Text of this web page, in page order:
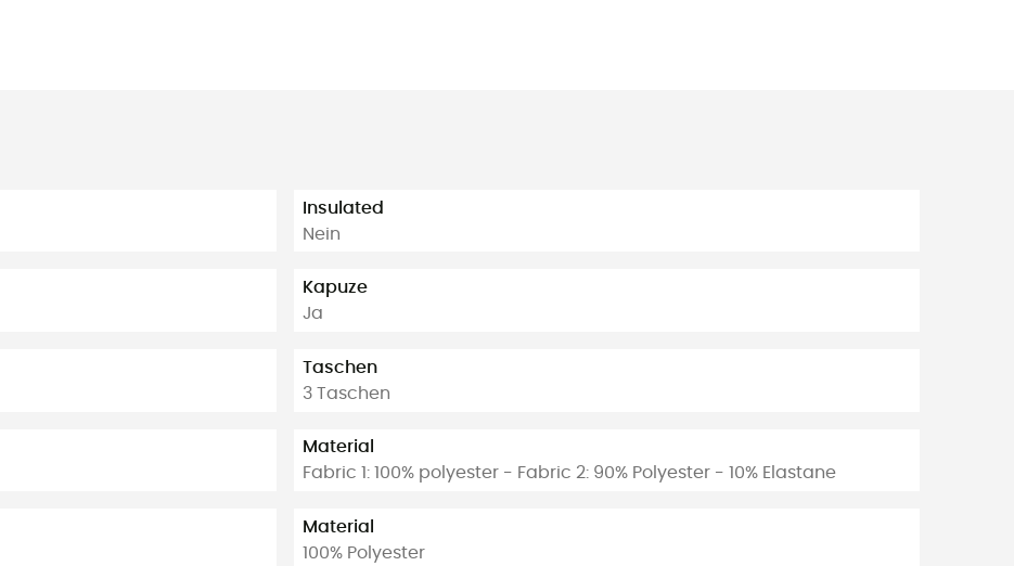
Insulated
Nein
Kapuze
Ja
Taschen
3 Taschen
Material
Fabric 1: 100% polyester - Fabric 2: 90% Polyester - 10% Elastane
Material
100% Polyester